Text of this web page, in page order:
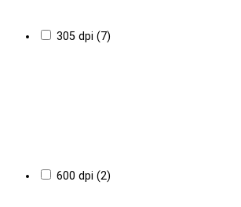
305 dpi (7)
600 dpi (2)